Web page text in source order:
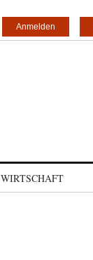
Anmelden
WIRTSCHAFT